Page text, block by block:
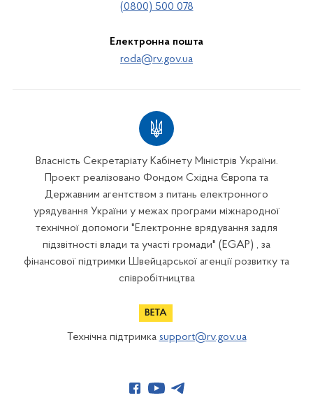
(0800) 500 078
Електронна пошта
roda@rv.gov.ua
Власність Секретаріату Кабінету Міністрів України.
Проект реалізовано Фондом Східна Європа та
Державним агентством з питань електронного
урядування України у межах програми міжнародної
технічної допомоги "Електронне врядування задля
підзвітності влади та участі громади" (EGAP) , за
фінансової підтримки Швейцарської агенції розвитку та
співробітництва
Технічна підтримка support@rv.gov.ua